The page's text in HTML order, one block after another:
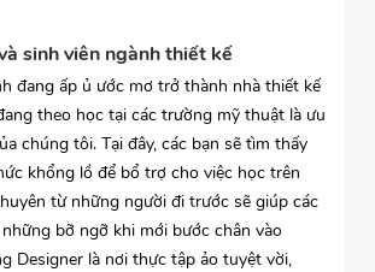
sinh viên ngành thiết kế
đang ấp ủ ước mơ trở thành nhà thiết kế
theo học tại các trường mỹ thuật là ưu
chúng tôi. Tại đây, các bạn sẽ tìm thấy
khổng lồ để bổ trợ cho việc học trên
từ những người đi trước sẽ giúp các
bỡ ngỡ khi mới bước chân vào
Designer là nơi thực tập ảo tuyệt vời,